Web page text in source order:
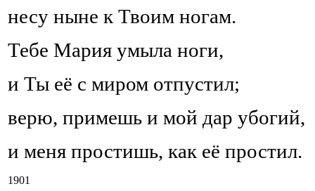
несу ныне к Твоим ногам.
Тебе Мария умыла ноги,
и Ты её с миром отпустил;
верю, примешь и мой дар убогий,
и меня простишь, как её простил.
1901